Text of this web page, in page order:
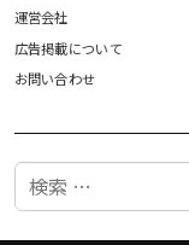
運営会社
広告掲載について
お問い合わせ
検